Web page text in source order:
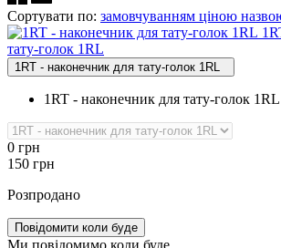
Сортувати по: замовчуванням ціною
тату‑голок 1RL
1RT - наконечник для тату-голок 1RL
1RT - наконечник для тату-голок 1RL
0 грн
150 грн
Розпродано
Повідомити коли буде
Ми повідомимо коли буде